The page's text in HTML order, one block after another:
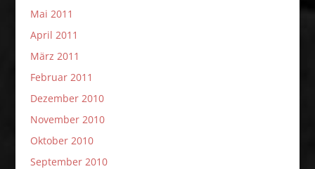
Mai 2011
April 2011
März 2011
Februar 2011
Dezember 2010
November 2010
Oktober 2010
September 2010